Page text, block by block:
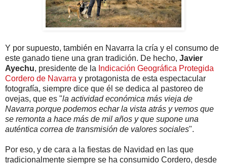
Y por supuesto, también en Navarra la cría y el consumo de
este ganado tiene una gran tradición. De hecho, Javier
Ayechu, presidente de la Indicación Geográfica Protegida
Cordero de Navarra y protagonista de esta espectacular
fotografía, siempre dice que él se dedica al pastoreo de
ovejas, que es "la actividad económica más vieja de
Navarra porque podemos echar la vista atrás y vemos que
se remonta a hace más de mil años y que supone una
auténtica correa de transmisión de valores sociales".
Por eso, y de cara a la fiestas de Navidad en las que
tradicionalmente siempre se ha consumido Cordero, desde